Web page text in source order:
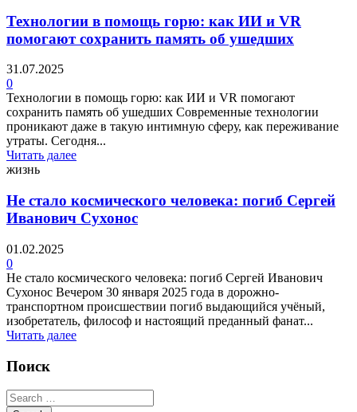
Технологии в помощь горю: как ИИ и VR
помогают сохранить память об ушедших
31.07.2025
0
Технологии в помощь горю: как ИИ и VR помогают
сохранить память об ушедших Современные технологии
проникают даже в такую интимную сферу, как переживание
утраты. Сегодня...
Читать далее
жизнь
Не стало космического человека: погиб Сергей
Иванович Сухонос
01.02.2025
0
Не стало космического человека: погиб Сергей Иванович
Сухонос Вечером 30 января 2025 года в дорожно-
транспортном происшествии погиб выдающийся учёный,
изобретатель, философ и настоящий преданный фанат...
Читать далее
Поиск